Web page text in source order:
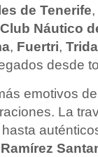
de Tenerife,
Náutico
, Fuertri,
desde
emotivos
La